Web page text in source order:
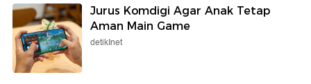
Jurus Komdigi Agar Anak Tetap
Aman Main Game
detikInet